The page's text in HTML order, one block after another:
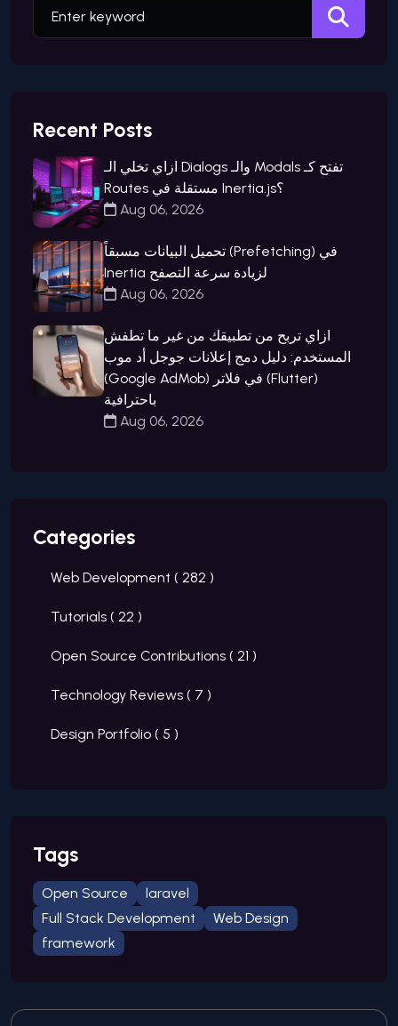
Recent Posts
ازاي تخلي الـ Dialogs والـ Modals تفتح كـ
Routes مستقلة في Inertia.js؟
Aug 06, 2026
تحميل البيانات مسبقاً (Prefetching) في
Inertia لزيادة سرعة التصفح
Aug 06, 2026
ازاي تربح من تطبيقك من غير ما تطفش
المستخدم: دليل دمج إعلانات جوجل أد موب
(Google AdMob) في فلاتر (Flutter)
باحترافية
Aug 06, 2026
Categories
Web Development ( 282 )
Tutorials ( 22 )
Open Source Contributions ( 21 )
Technology Reviews ( 7 )
Design Portfolio ( 5 )
Tags
Open Source
laravel
Full Stack Development
Web Design
framework